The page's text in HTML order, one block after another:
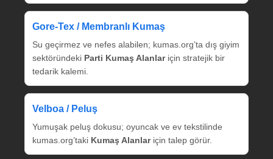
Gore‑Tex / Membranlı Kumaş
Su geçirmez ve nefes alabilen; kumas.org’ta dış giyim
sektöründeki Parti Kumaş Alanlariçin stratejik bir
tedarik kalemi.
Velboa / Peluş
Yumuşak peluş dokusu; oyuncak ve ev tekstilinde
kumas.org’taki Kumaş Alanlariçin talep görür.